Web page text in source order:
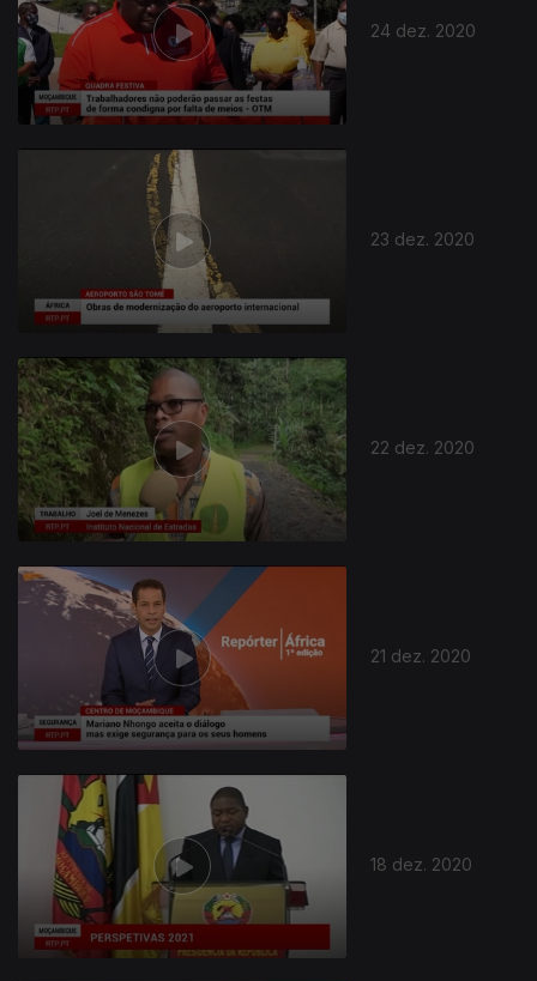
24 dez. 2020
23 dez. 2020
22 dez. 2020
21 dez. 2020
18 dez. 2020